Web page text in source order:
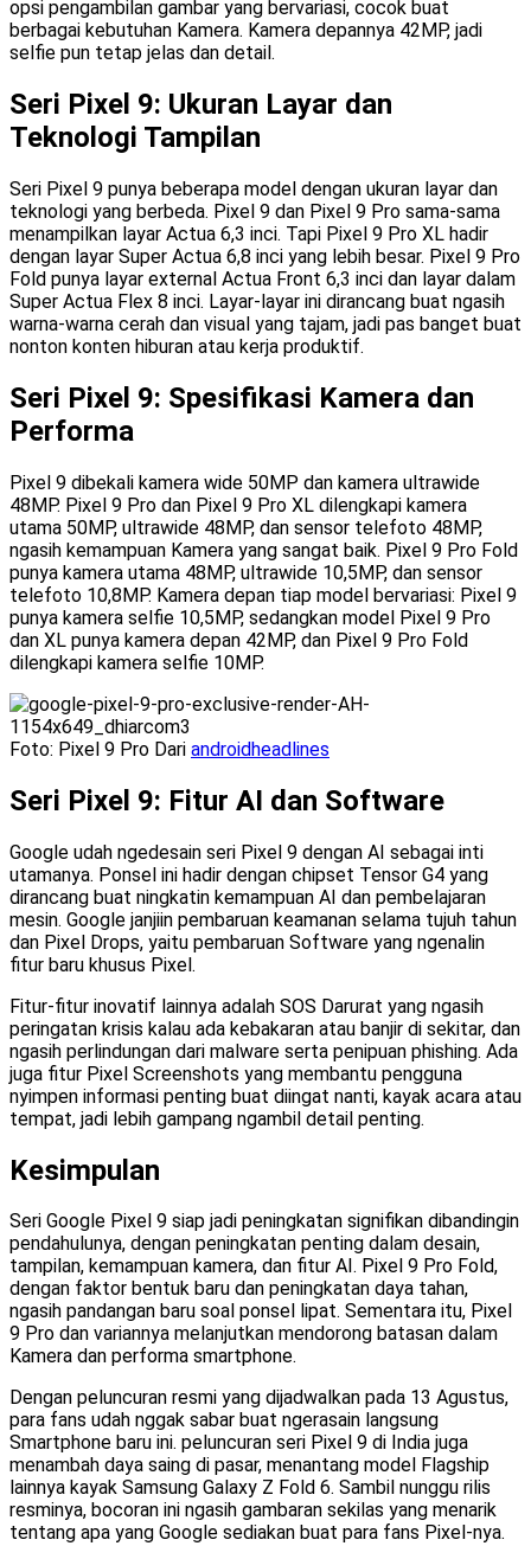
opsi pengambilan gambar yang bervariasi, cocok buat
berbagai kebutuhan Kamera. Kamera depannya 42MP, jadi
selfie pun tetap jelas dan detail.
Seri Pixel 9: Ukuran Layar dan
Teknologi Tampilan
Seri Pixel 9 punya beberapa model dengan ukuran layar dan
teknologi yang berbeda. Pixel 9 dan Pixel 9 Pro sama-sama
menampilkan layar Actua 6,3 inci. Tapi Pixel 9 Pro XL hadir
dengan layar Super Actua 6,8 inci yang lebih besar. Pixel 9 Pro
Fold punya layar external Actua Front 6,3 inci dan layar dalam
Super Actua Flex 8 inci. Layar-layar ini dirancang buat ngasih
warna-warna cerah dan visual yang tajam, jadi pas banget buat
nonton konten hiburan atau kerja produktif.
Seri Pixel 9: Spesifikasi Kamera dan
Performa
Pixel 9 dibekali kamera wide 50MP dan kamera ultrawide
48MP. Pixel 9 Pro dan Pixel 9 Pro XL dilengkapi kamera
utama 50MP, ultrawide 48MP, dan sensor telefoto 48MP,
ngasih kemampuan Kamera yang sangat baik. Pixel 9 Pro Fold
punya kamera utama 48MP, ultrawide 10,5MP, dan sensor
telefoto 10,8MP. Kamera depan tiap model bervariasi: Pixel 9
punya kamera selfie 10,5MP, sedangkan model Pixel 9 Pro
dan XL punya kamera depan 42MP, dan Pixel 9 Pro Fold
dilengkapi kamera selfie 10MP.
Foto: Pixel 9 Pro Dari androidheadlines
Seri Pixel 9: Fitur AI dan Software
Google udah ngedesain seri Pixel 9 dengan AI sebagai inti
utamanya. Ponsel ini hadir dengan chipset Tensor G4 yang
dirancang buat ningkatin kemampuan AI dan pembelajaran
mesin. Google janjiin pembaruan keamanan selama tujuh tahun
dan Pixel Drops, yaitu pembaruan Software yang ngenalin
fitur baru khusus Pixel.
Fitur-fitur inovatif lainnya adalah SOS Darurat yang ngasih
peringatan krisis kalau ada kebakaran atau banjir di sekitar, dan
ngasih perlindungan dari malware serta penipuan phishing. Ada
juga fitur Pixel Screenshots yang membantu pengguna
nyimpen informasi penting buat diingat nanti, kayak acara atau
tempat, jadi lebih gampang ngambil detail penting.
Kesimpulan
Seri Google Pixel 9 siap jadi peningkatan signifikan dibandingin
pendahulunya, dengan peningkatan penting dalam desain,
tampilan, kemampuan kamera, dan fitur AI. Pixel 9 Pro Fold,
dengan faktor bentuk baru dan peningkatan daya tahan,
ngasih pandangan baru soal ponsel lipat. Sementara itu, Pixel
9 Pro dan variannya melanjutkan mendorong batasan dalam
Kamera dan performa smartphone.
Dengan peluncuran resmi yang dijadwalkan pada 13 Agustus,
para fans udah nggak sabar buat ngerasain langsung
Smartphone baru ini. peluncuran seri Pixel 9 di India juga
menambah daya saing di pasar, menantang model Flagship
lainnya kayak Samsung Galaxy Z Fold 6. Sambil nunggu rilis
resminya, bocoran ini ngasih gambaran sekilas yang menarik
tentang apa yang Google sediakan buat para fans Pixel-nya.